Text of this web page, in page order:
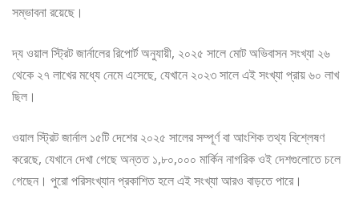
সম্ভাবনা রয়েছে।
দ্য ওয়াল স্ট্রিট জার্নালের রিপোর্ট অনুযায়ী, ২০২৫ সালে মোট অভিবাসন সংখ্যা ২৬
থেকে ২৭ লাখের মধ্যে নেমে এসেছে, যেখানে ২০২৩ সালে এই সংখ্যা প্রায় ৬০ লাখ
ছিল।
ওয়াল স্ট্রিট জার্নাল ১৫টি দেশের ২০২৫ সালের সম্পূর্ণ বা আংশিক তথ্য বিশ্লেষণ
করেছে, যেখানে দেখা গেছে অন্তত ১,৮০,০০০ মার্কিন নাগরিক ওই দেশগুলোতে চলে
গেছেন। পুরো পরিসংখ্যান প্রকাশিত হলে এই সংখ্যা আরও বাড়তে পারে।